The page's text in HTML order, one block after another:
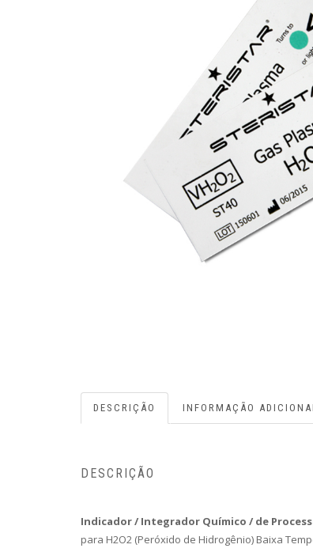
DESCRIÇÃO INFORMAÇÃO ADICIONAL
DESCRIÇÃO
Indicador / Integrador Químico / de
para H2O2 (Peróxido de Hidrogênio) Baixa